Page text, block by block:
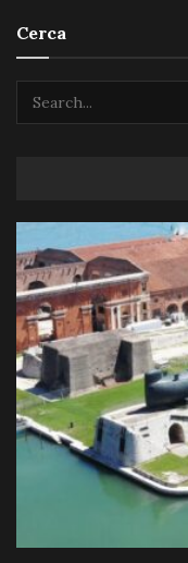
Cerca